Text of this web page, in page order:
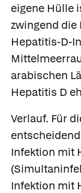
eigene Hülle
zwingend die
Hepatitis-D-
arabischen
Hepatitis D
Verlauf. Für
Infektion mit
Infektion mit